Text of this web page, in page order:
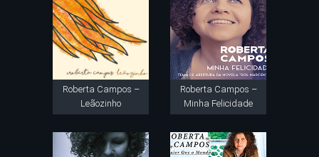
Roberta Campos –
Leãozinho
Roberta Campos –
Minha Felicidade